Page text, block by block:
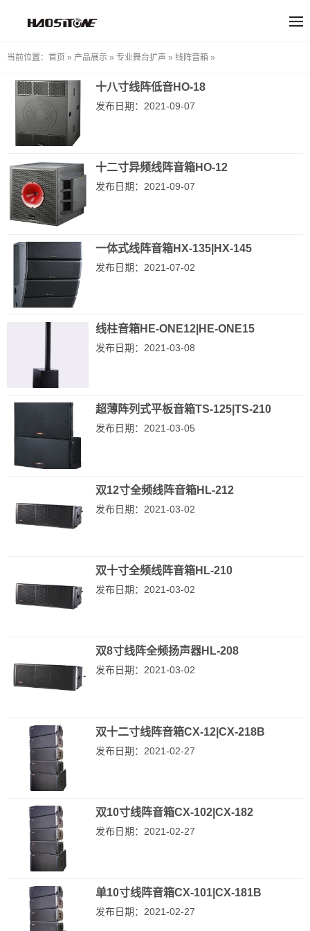
当前位置： 首页 » 产品展示 » 专业舞台扩声 » 线阵音箱 »
十八寸线阵低音HO-18
发布日期：2021-09-07
十二寸异频线阵音箱HO-12
发布日期：2021-09-07
一体式线阵音箱HX-135|HX-145
发布日期：2021-07-02
线柱音箱HE-ONE12|HE-ONE15
发布日期：2021-03-08
超薄阵列式平板音箱TS-125|TS-210
发布日期：2021-03-05
双12寸全频线阵音箱HL-212
发布日期：2021-03-02
双十寸全频线阵音箱HL-210
发布日期：2021-03-02
双8寸线阵全频扬声器HL-208
发布日期：2021-03-02
双十二寸线阵音箱CX-12|CX-218B
发布日期：2021-02-27
双10寸线阵音箱CX-102|CX-182
发布日期：2021-02-27
单10寸线阵音箱CX-101|CX-181B
发布日期：2021-02-27